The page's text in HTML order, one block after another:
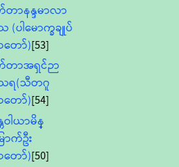
တာနန္ဒမာလာ
ပါမောက္ခချုပ်
ော်)[53]
တာအရှင်ဉာ
(သီတဂူ
ော်)[54]
ဝါယာမိန္
ာက်ဦး
ော်)[50]